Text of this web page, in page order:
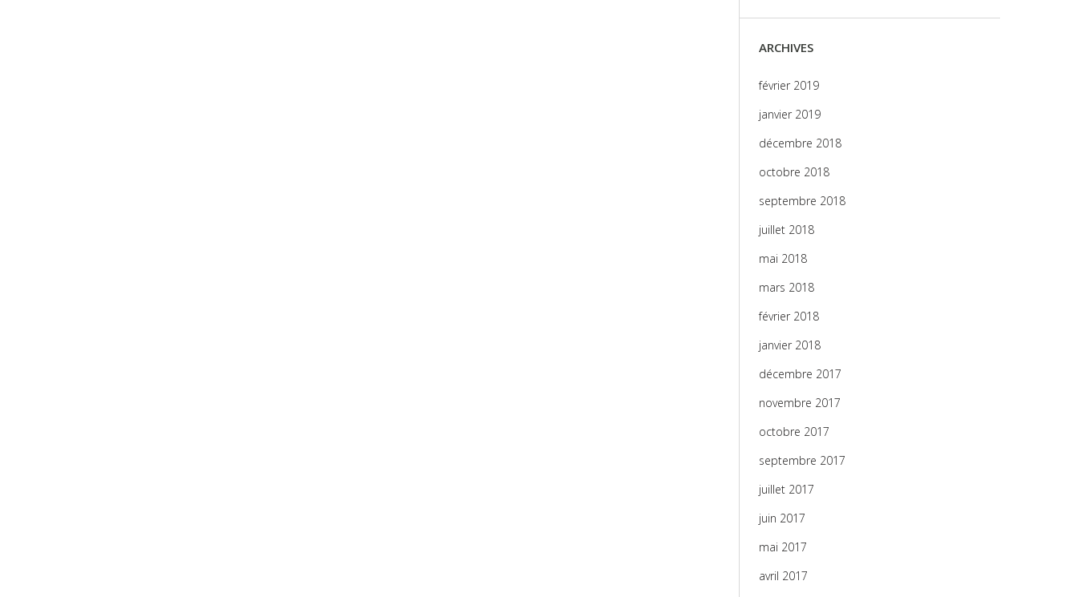
ARCHIVES
février 2019
janvier 2019
décembre 2018
octobre 2018
septembre 2018
juillet 2018
mai 2018
mars 2018
février 2018
janvier 2018
décembre 2017
novembre 2017
octobre 2017
septembre 2017
juillet 2017
juin 2017
mai 2017
avril 2017